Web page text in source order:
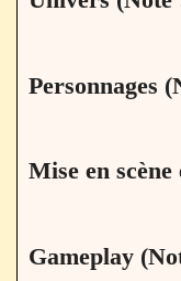
Personnages
Mise en
Gameplay